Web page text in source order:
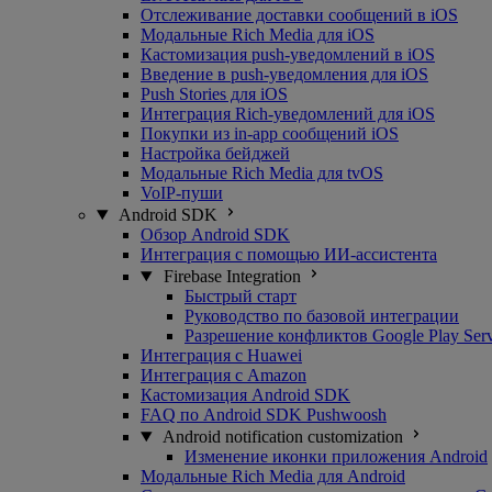
Отслеживание доставки сообщений в iOS
Модальные Rich Media для iOS
Кастомизация push-уведомлений в iOS
Введение в push-уведомления для iOS
Push Stories для iOS
Интеграция Rich-уведомлений для iOS
Покупки из in-app сообщений iOS
Настройка бейджей
Модальные Rich Media для tvOS
VoIP-пуши
Android SDK
Обзор Android SDK
Интеграция с помощью ИИ-ассистента
Firebase Integration
Быстрый старт
Руководство по базовой интеграции
Разрешение конфликтов Google Play
Интеграция с Huawei
Интеграция с Amazon
Кастомизация Android SDK
FAQ по Android SDK Pushwoosh
Android notification customization
Изменение иконки приложения Android
Модальные Rich Media для Android